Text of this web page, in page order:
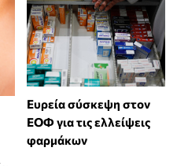
Ευρεία σύσκεψη στον
ΕΟΦ για τις ελλείψεις
φαρμάκων